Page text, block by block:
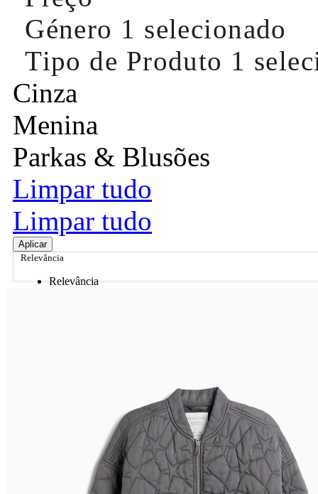
Género 1 selecionado
Tipo de Produto 1
Cinza
Menina
Parkas & Blusões
Limpar tudo
Limpar tudo
Aplicar
Relevância
Relevância
Preço Decrescente
Nome do Produto A - Z
Nome do Produto Z - A